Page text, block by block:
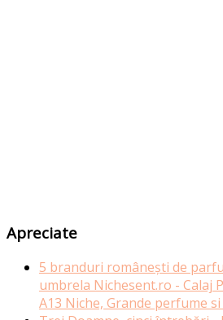
Apreciate
5 branduri românești de
umbrela Nichesent.ro - Calaj
A13 Niche, Grande perfume